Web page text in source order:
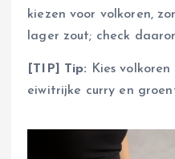
kiezen voor volkoren,
lager zout; check
[TIP] Tip: Kies
eiwitrijke curry en